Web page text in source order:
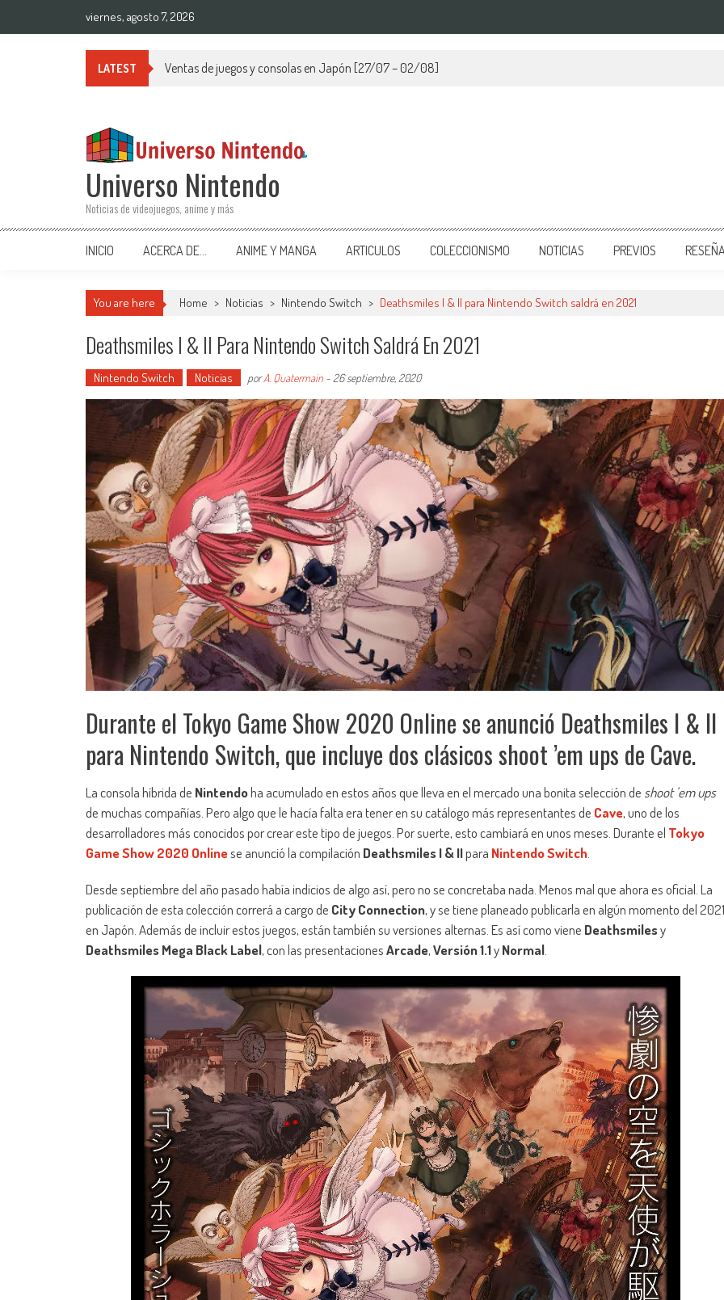
viernes, agosto 7, 2026
LATEST Ventas de juegos y consolas en Japón [27/07 – 02/08]
Universo Nintendo
Noticias de videojuegos, anime y más
INICIO ACERCA DE… ANIME Y MANGA ARTICULOS COLECCIONISMO NOTICIAS PREVIOS
You are here Home > Noticias > Nintendo Switch > Deathsmiles I & II para Nintendo Switch saldrá en 2021
Deathsmiles I & II Para Nintendo Switch Saldrá En 2021
Nintendo Switch Noticias porA. Quatermain - 26 septiembre, 2020
Durante el Tokyo Game Show 2020 Online se anunció Deathsmiles I & II
para Nintendo Switch, que incluye dos clásicos shoot ’em ups de Cave.
La consola híbrida de Nintendoha acumulado en estos años que lleva en el mercado una bonita selección de shoot ’em ups
de muchas compañías. Pero algo que le hacía falta era tener en su catálogo más representantes de Cave, uno de los
desarrolladores más conocidos por crear este tipo de juegos. Por suerte, esto cambiará en unos meses. Durante el Tokyo
Game Show 2020 Onlinese anunció la compilación Deathsmiles I & IIpara Nintendo Switch.
Desde septiembre del año pasado había indicios de algo así, pero no se concretaba nada. Menos mal que ahora es oficial. La
publicación de esta colección correrá a cargo de City Connection, y se tiene planeado publicarla en algún momento del 2021
en Japón. Además de incluir estos juegos, están también su versiones alternas. Es así como viene Deathsmilesy
Deathsmiles Mega Black Label, con las presentacionesArcade,Versión 1.1yNormal.